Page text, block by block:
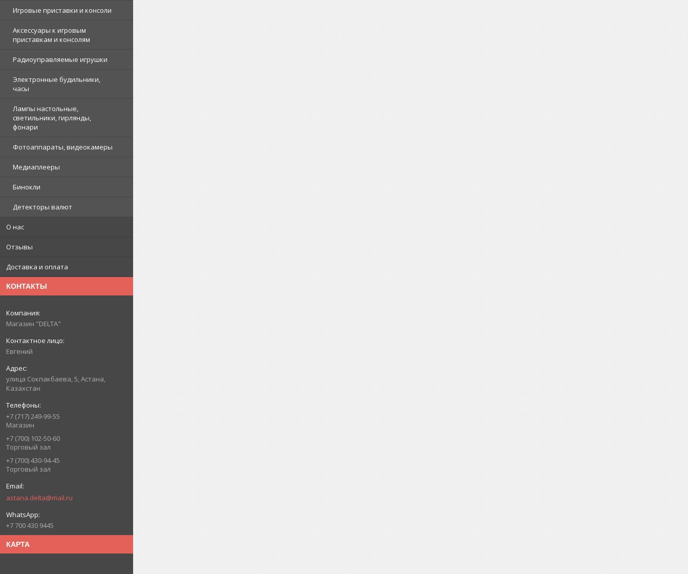
Игровые приставки и консоли
Аксессуары к игровым
приставкам и консолям
Радиоуправляемые игрушки
Электронные будильники,
часы
Лампы настольные,
светильники, гирлянды,
фонари
Фотоаппараты, видеокамеры
Медиаплееры
Бинокли
Детекторы валют
О нас
Отзывы
Доставка и оплата
КОНТАКТЫ
Магазин "DELTA"
Евгений
улица Сокпакбаева, 5, Астана,
Казахстан
+7 (717) 249-99-55
Магазин
+7 (700) 102-50-60
Торговый зал
+7 (700) 430-94-45
Торговый зал
astana.delta@mail.ru
+7 700 430 9445
КАРТА